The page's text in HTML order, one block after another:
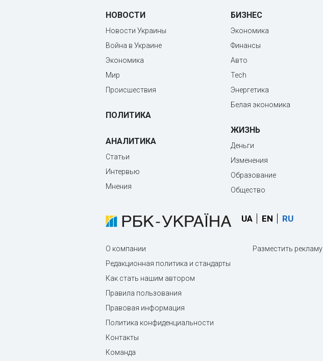
НОВОСТИ
Новости Украины
Война в Украине
Экономика
Мир
Происшествия
ПОЛИТИКА
АНАЛИТИКА
Статьи
Интервью
Мнения
БИЗНЕС
Экономика
Финансы
Авто
Tech
Энергетика
Белая экономика
ЖИЗНЬ
Деньги
Изменения
Образование
Общество
UA EN RU
О компании
Редакционная политика и стандарты
Как стать нашим автором
Правила пользования
Правовая информация
Политика конфиденциальности
Контакты
Команда
Разместить рекламу